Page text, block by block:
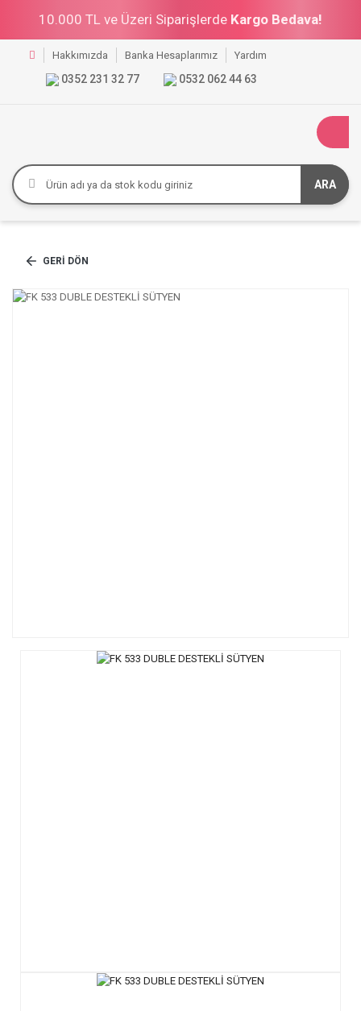
10.000 TL ve Üzeri Siparişlerde Kargo Bedava!
Hakkımızda Banka Hesaplarımız Yardım
0352 231 32 77 0532 062 44 63
ARA
GERI DÖN